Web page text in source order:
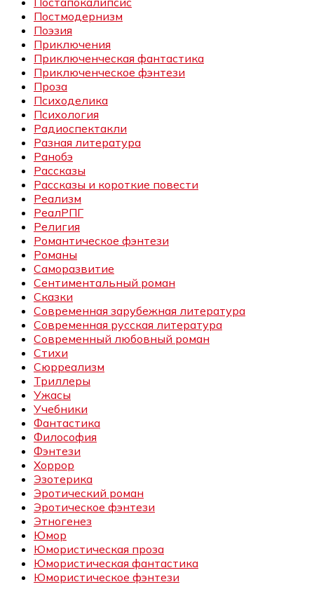
Постмодернизм
Поэзия
Приключения
Приключенческая фантастика
Приключенческое фэнтези
Проза
Психоделика
Психология
Радиоспектакли
Разная литература
Ранобэ
Рассказы
Рассказы и короткие повести
Реализм
РеалРПГ
Религия
Романтическое фэнтези
Романы
Саморазвитие
Сентиментальный роман
Сказки
Современная зарубежная литература
Современная русская литература
Современный любовный роман
Стихи
Сюрреализм
Триллеры
Ужасы
Учебники
Фантастика
Философия
Фэнтези
Хоррор
Эзотерика
Эротический роман
Эротическое фэнтези
Этногенез
Юмор
Юмористическая проза
Юмористическая фантастика
Юмористическое фэнтези